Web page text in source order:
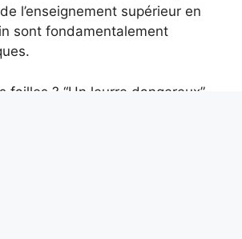
l’enseignement supérieur en
sont fondamentalement
? “Un leurre dangereux”,